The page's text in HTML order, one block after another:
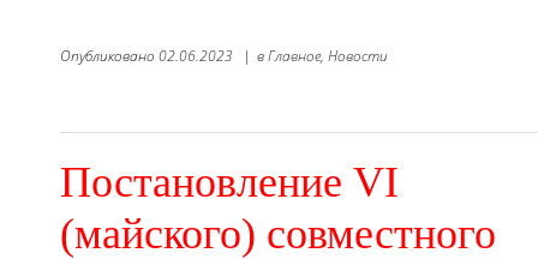
Опубликовано 02.06.2023 | вГлавное, Новости
Постановление VI
(майского) совместного